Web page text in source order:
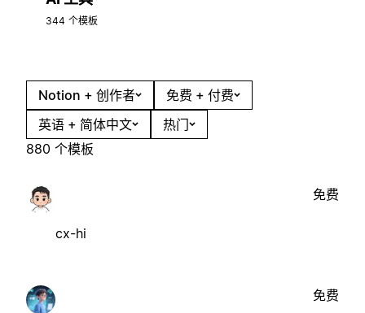
344 个模板
Notion + 创作者
免费 + 付费
英语 + 简体中文
热门
880 个模板
cx-hi
免费
免费